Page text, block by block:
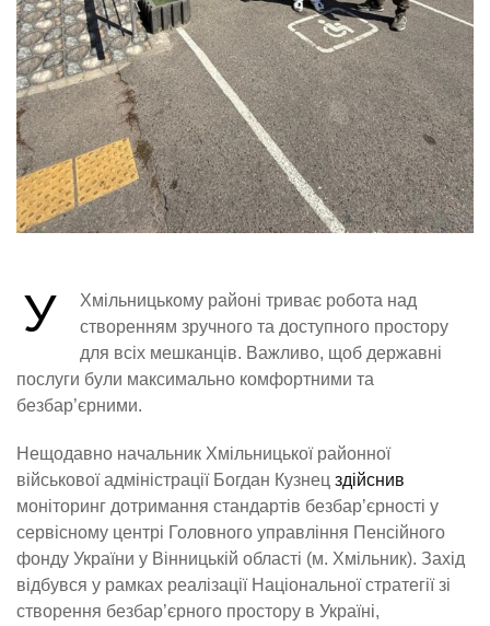
У
Хмільницькому районі триває робота над
створенням зручного та доступного простору
для всіх мешканців. Важливо, щоб державні
послуги були максимально комфортними та
безбар’єрними.
Нещодавно начальник Хмільницької районної
військової адміністрації Богдан Кузнец здійснив
моніторинг дотримання стандартів безбар’єрності у
сервісному центрі Головного управління Пенсійного
фонду України у Вінницькій області (м. Хмільник). Захід
відбувся у рамках реалізації Національної стратегії зі
створення безбар’єрного простору в Україні,